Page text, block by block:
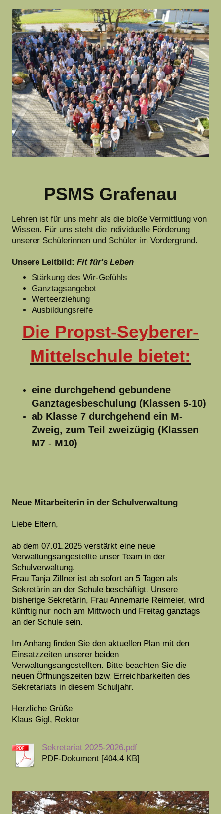
PSMS Grafenau
Lehren ist für uns mehr als die bloße Vermittlung von
Wissen. Für uns steht die individuelle Förderung
unserer Schülerinnen und Schüler im Vordergrund.
Unsere Leitbild: Fit für's Leben
Stärkung des Wir-Gefühls
Ganztagsangebot
Werteerziehung
Ausbildungsreife
Die Propst-Seyberer-
Mittelschule bietet:
eine durchgehend gebundene
Ganztagesbeschulung (Klassen 5-10)
ab Klasse 7 durchgehend ein M-
Zweig, zum Teil zweizügig (Klassen
M7 - M10)
Neue Mitarbeiterin in der Schulverwaltung
Liebe Eltern,
ab dem 07.01.2025 verstärkt eine neue
Verwaltungsangestellte unser Team in der
Schulverwaltung.
Frau Tanja Zillner ist ab sofort an 5 Tagen als
Sekretärin an der Schule beschäftigt. Unsere
bisherige Sekretärin, Frau Annemarie Reimeier, wird
künftig nur noch am Mittwoch und Freitag ganztags
an der Schule sein.
Im Anhang finden Sie den aktuellen Plan mit den
Einsatzzeiten unserer beiden
Verwaltungsangestellten. Bitte beachten Sie die
neuen Öffnungszeiten bzw. Erreichbarkeiten des
Sekretariats in diesem Schuljahr.
Herzliche Grüße
Klaus Gigl, Rektor
Sekretariat 2025-2026.pdf
PDF-Dokument [404.4 KB]